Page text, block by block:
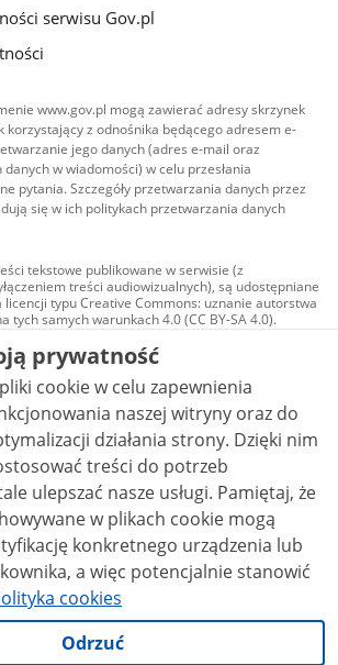
serwisu Gov.pl
www.gov.pl mogą zawierać adresy skrzynek
korzystający z odnośnika będącego adresem e-
jego danych (adres e-mail oraz
w wiadomości) w celu przesłania
pytania. Szczegóły przetwarzania danych przez
się w ich politykach przetwarzania danych
tekstowe publikowane w serwisie (z
treści audiowizualnych), są udostępniane
licencji typu Creative Commons: uznanie autorstwa
tych samych warunkach 4.0 (CC BY-SA 4.0).
audiowizualne, w tym zdjęcia, materiały
i wideo, są udostępniane na licencji typu
Commons: uznanie autorstwa użycie
- bez utworów zależnych 4.0 (CC BY-
ND 4.0), o ile nie jest to stwierdzone inaczej.
prywatność
cookie w celu zapewnienia
naszej witryny oraz do
działania strony. Dzięki nim
treści do potrzeb
nasze usługi. Pamiętaj, że
w plikach cookie mogą
konkretnego urządzenia lub
a więc potencjalnie stanowić
cookies
Odrzuć